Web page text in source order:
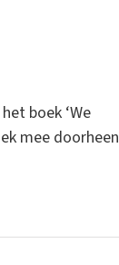
boek ‘We
mee doorheen